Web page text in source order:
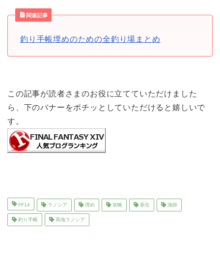
関連記事
釣り手帳埋めのための全釣り場まとめ
この記事が読者さまのお役に立てていただけました
ら、下のバナーをポチッとしていただけると嬉しいで
す。
FF14 ラノシア 埋め 攻略 新生 漁師
釣り手帳 高地ラノシア